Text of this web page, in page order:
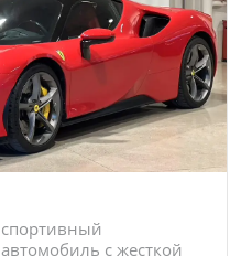
спортивный
автомобиль с жесткой